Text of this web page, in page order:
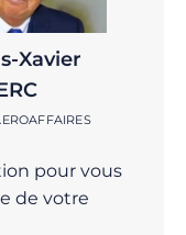
Xavier
pour vous
de votre